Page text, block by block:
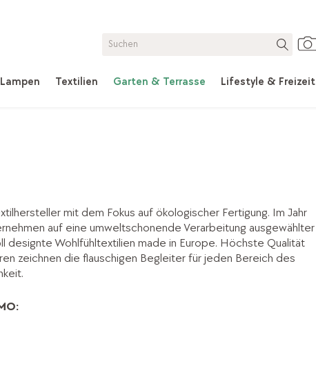
Lampen Textilien Garten & Terrasse Lifestyle & Freizeit
mit dem Fokus auf ökologischer Fertigung. Im Jahr
auf eine umweltschonende Verarbeitung ausgewählter
Wohlfühltextilien made in Europe. Höchste Qualität
zeichnen die flauschigen Begleiter für jeden Bereich des